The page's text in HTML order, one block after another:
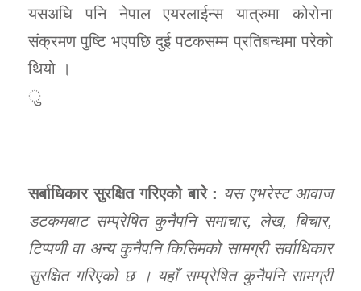
यसअघि पनि नेपाल एयरलाईन्स यात्रुमा कोरोना
संक्रमण पुष्टि भएपछि दुई पटकसम्म प्रतिबन्धमा परेको
थियो ।
ु
सर्बाधिकार सुरक्षित गरिएको बारे : यस एभरेस्ट आवाज
डटकमबाट सम्प्रेषित कुनैपनि समाचार, लेख, बिचार,
टिप्पणी वा अन्य कुनैपनि किसिमको सामग्री सर्वाधिकार
सुरक्षित गरिएको छ । यहाँ सम्प्रेषित कुनैपनि सामग्री